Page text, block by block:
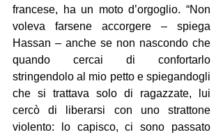
francese, ha un moto d’orgoglio. “Non
voleva farsene accorgere – spiega
Hassan – anche se non nascondo che
quando cercai di confortarlo
stringendolo al mio petto e spiegandogli
che si trattava solo di ragazzate, lui
cercò di liberarsi con uno strattone
violento: lo capisco, ci sono passato